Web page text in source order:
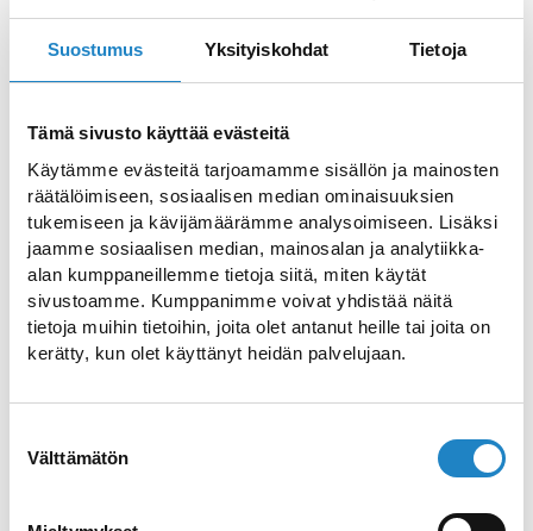
Suostumus Yksityiskohdat Tietoja
Tämä sivusto käyttää evästeitä
Käytämme evästeitä tarjoamamme sisällön ja mainosten
räätälöimiseen, sosiaalisen median ominaisuuksien
tukemiseen ja kävijämäärämme analysoimiseen. Lisäksi
jaamme sosiaalisen median, mainosalan ja analytiikka-
alan kumppaneillemme tietoja siitä, miten käytät
sivustoamme. Kumppanimme voivat yhdistää näitä
tietoja muihin tietoihin, joita olet antanut heille tai joita on
kerätty, kun olet käyttänyt heidän palvelujaan.
valinta
Välttämätön
können.
sich länger amüsieren können. Wir bieten
Abenteuer- und Aktivitätsparks,
Bowlingbahnen, verschiedene
Programmangebote und
Ausrüstungsverleihe, Saimaa-Geopark-
Standorte, ein ausgedehntes Netz von
Wanderwegen und Langlaufloipen sowie
Rastplätze in der Saimaa-
Küstenlandschaft, die eine einzigartige
darstellen. Und wozu die Eile, wenn Sie